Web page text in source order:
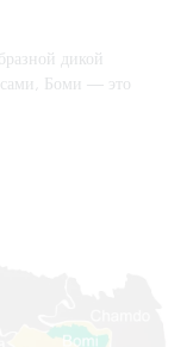
дикой
Боми — это